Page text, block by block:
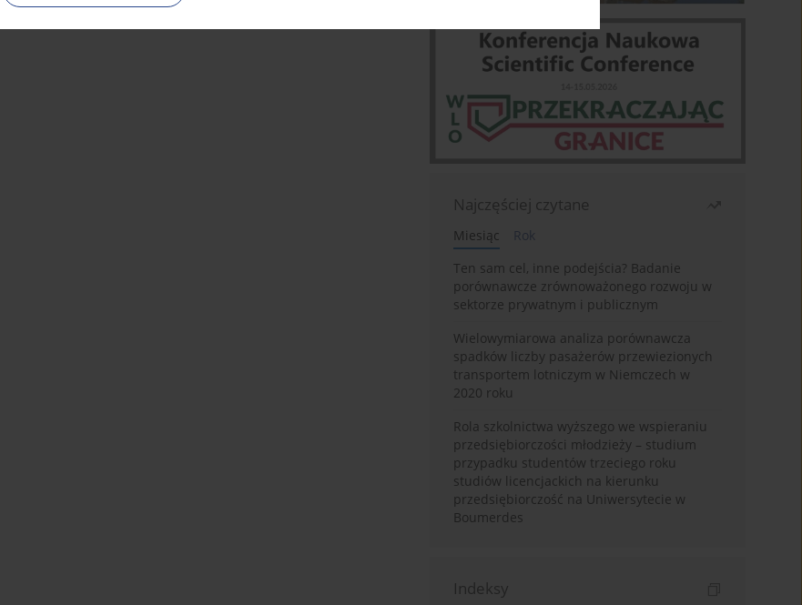
Najczęściej czytane
Miesiąc
Rok
Ten sam cel, inne podejścia? Badanie
porównawcze zrównoważonego rozwoju w
sektorze prywatnym i publicznym
Wielowymiarowa analiza porównawcza
spadków liczby pasażerów przewiezionych
transportem lotniczym w Niemczech w
2020 roku
Rola szkolnictwa wyższego we wspieraniu
przedsiębiorczości młodzieży – studium
przypadku studentów trzeciego roku
studiów licencjackich na kierunku
przedsiębiorczość na Uniwersytecie w
Boumerdes
Indeksy